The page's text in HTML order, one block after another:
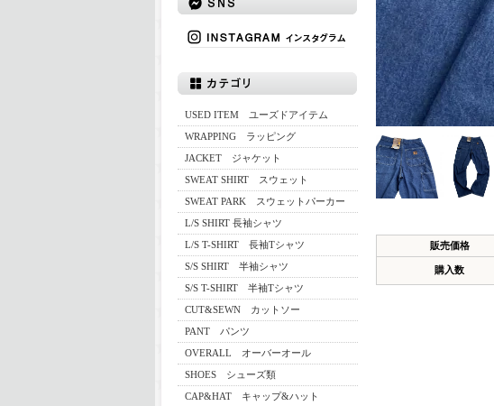
USED ITEM ユーズドアイテム
WRAPPING ラッピング
JACKET ジャケット
SWEAT SHIRT スウェット
SWEAT PARK スウェットパーカー
L/S SHIRT 長袖シャツ
L/S T-SHIRT 長袖Tシャツ
S/S SHIRT 半袖シャツ
S/S T-SHIRT 半袖Tシャツ
CUT&SEWN カットソー
PANT パンツ
OVERALL オーバーオール
SHOES シューズ類
CAP&HAT キャップ&ハット
販売価格
購入数